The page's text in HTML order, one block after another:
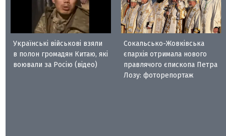
Українські військові взяли
в полон громадян Китаю, які
воювали за Росію (відео)
Сокальсько-Жовківська
єпархія отримала нового
правлячого єпископа Петра
Лозу: фоторепортаж